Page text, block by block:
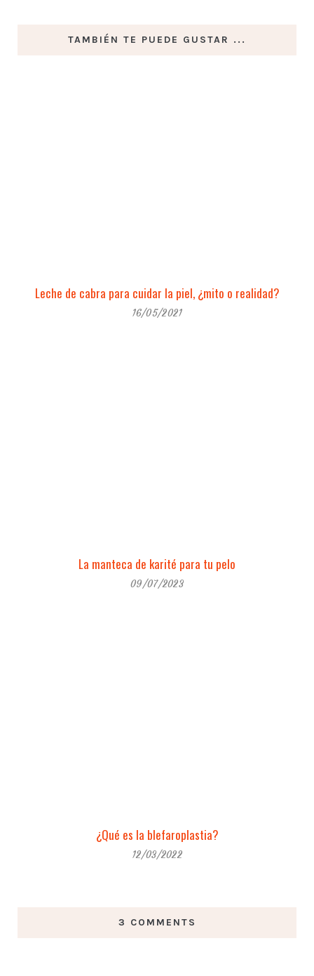
TAMBIÉN TE PUEDE GUSTAR ...
Leche de cabra para cuidar la piel, ¿mito o realidad?
16/05/2021
La manteca de karité para tu pelo
09/07/2023
¿Qué es la blefaroplastia?
12/03/2022
3 COMMENTS